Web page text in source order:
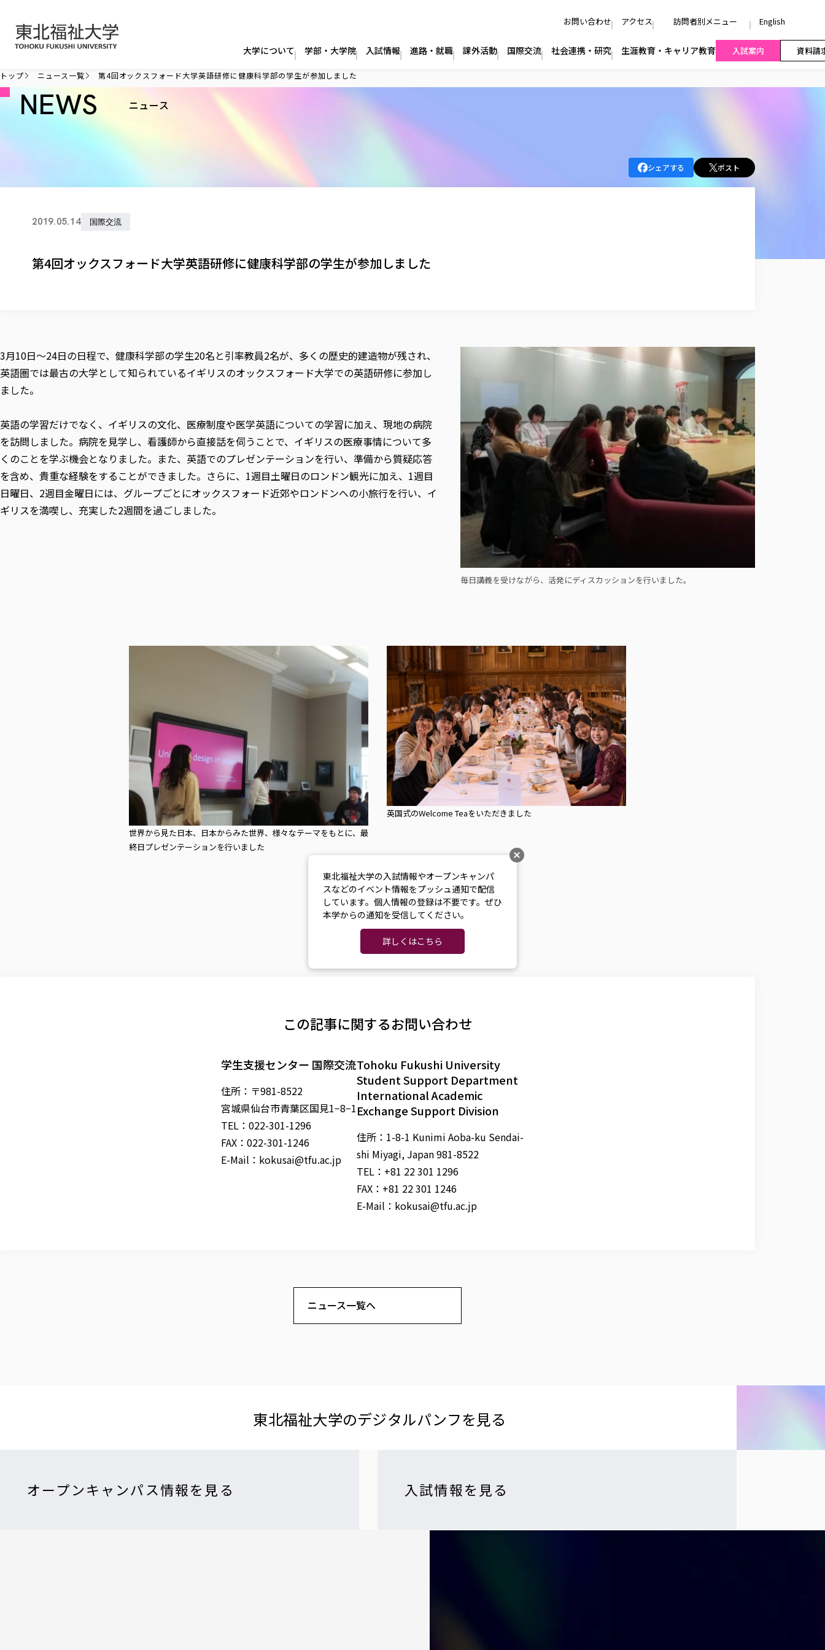
お問い合わせ アクセス 訪問者別メニュー English
大学について 学部・大学院 入試情報 進路・就職 課外活動 国際交流 社会連携・研究 生涯教育・キャリア教育 入試案内 資料請
トップ ニュース一覧 第4回オックスフォード大学英語研修に健康科学部の学生が参加しました
NEWS ニュース
シェアする ポスト
2019.05.14 国際交流
第4回オックスフォード大学英語研修に健康科学部の学生が参加しました
毎日講義を受けながら、活発にディスカッションを行いました。
3月10日～24日の日程で、健康科学部の学生20名と引率教員2名が、多くの歴史的建造物が残され、
英語圏では最古の大学として知られているイギリスのオックスフォード大学での英語研修に参加し
ました。
英語の学習だけでなく、イギリスの文化、医療制度や医学英語についての学習に加え、現地の病院
を訪問しました。病院を見学し、看護師から直接話を伺うことで、イギリスの医療事情について多
くのことを学ぶ機会となりました。また、英語でのプレゼンテーションを行い、準備から質疑応答
を含め、貴重な経験をすることができました。さらに、1週目土曜日のロンドン観光に加え、1週目
日曜日、2週目金曜日には、グループごとにオックスフォード近郊やロンドンへの小旅行を行い、イ
ギリスを満喫し、充実した2週間を過ごしました。
世界から見た日本、日本からみた世界、様々なテーマをもとに、最
終日プレゼンテーションを行いました
英国式のWelcome Teaをいただきました
この記事に関するお問い合わせ
学生支援センター 国際交流
住所：〒981-8522
宮城県仙台市青葉区国見1−8−1
TEL：022-301-1296
FAX：022-301-1246
E-Mail： kokusai@tfu.ac.jp
Tohoku Fukushi University
Student Support Department
International Academic
Exchange Support Division
住所：1-8-1 Kunimi Aoba-ku Sendai-
shi Miyagi, Japan 981-8522
TEL：+81 22 301 1296
FAX：+81 22 301 1246
E-Mail： kokusai@tfu.ac.jp
ニュース一覧へ
東北福祉大学の​デジタルパンフを​見る​
オープンキャンパス情報を見る 入試情報を見る
東北福祉大学の入試情報やオープンキャンパ
スなどのイベント情報をプッシュ通知で配信
しています。個人情報の登録は不要です。ぜひ
本学からの通知を受信してください。
詳しくはこちら